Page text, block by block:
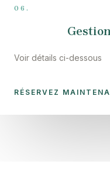
06.
Voir détails ci-dessous
RÉSERVEZ